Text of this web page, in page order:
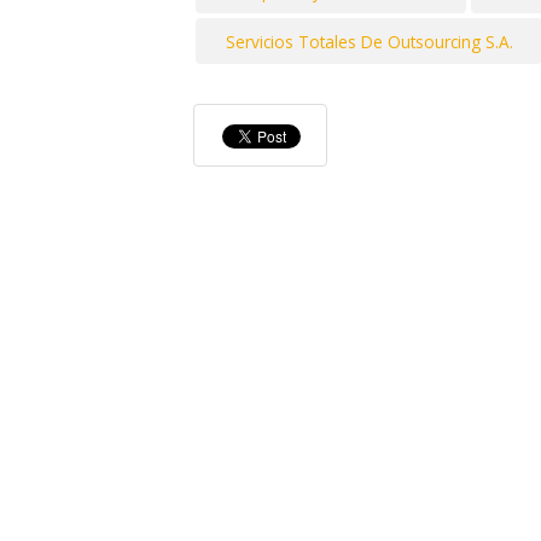
Servicios Totales De Outsourcing S.A.